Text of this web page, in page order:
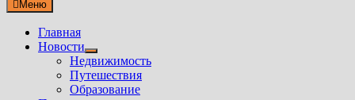
Меню
Главная
Новости
Показать
подменю
Недвижимость
Путешествия
Образование